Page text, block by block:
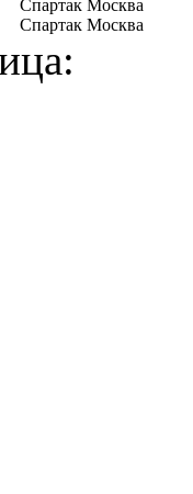
Спартак Москва
Спартак Москва